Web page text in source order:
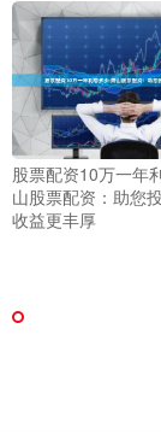
股票配资10万一年
山股票配资：助您
收益更丰厚